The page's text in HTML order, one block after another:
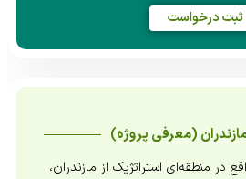
ثبت درخواست
(معرفی پروژه)
در منطقه‌ای استراتژیک از مازندران،